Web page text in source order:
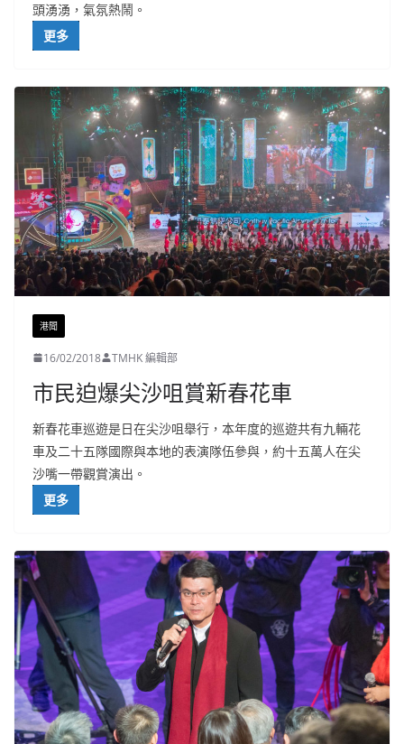
頭湧湧，氣氛熱鬧。
更多
港聞
16/02/2018 TMHK 編輯部
市民迫爆尖沙咀賞新春花車
新春花車巡遊是日在尖沙咀舉行，本年度的巡遊共有九輛花
車及二十五隊國際與本地的表演隊伍參與，約十五萬人在尖
沙嘴一帶觀賞演出。
更多